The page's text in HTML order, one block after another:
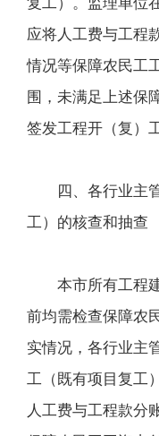
应将人工费与工程
情况等保障农民工
围，未满足上述保
签发工程开（复）
四、各行业主管
工）的核查和抽查
本市所有工程建
前均需检查保障农
实情况，各行业主
工（既有项目复工
人工费与工程款分